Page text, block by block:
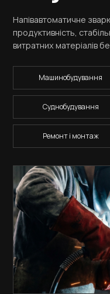
Напівавтоматичне
продуктивність,
витратних матеріалів
Машинобудування
Суднобудування
Ремонт і монтаж